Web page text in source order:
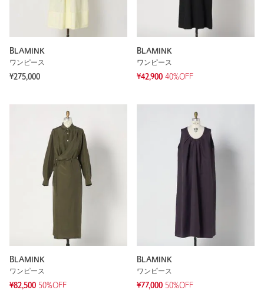
BLAMINK
ワンピース
¥275,000
BLAMINK
ワンピース
¥42,900 40%OFF
BLAMINK
ワンピース
¥82,500 50%OFF
BLAMINK
ワンピース
¥77,000 50%OFF